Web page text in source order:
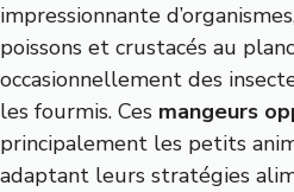
impressionnante
poissons et crustacés au
occasionnellement des
les fourmis. Ces mangeurs
principalement les petits
adaptant leurs stratégies